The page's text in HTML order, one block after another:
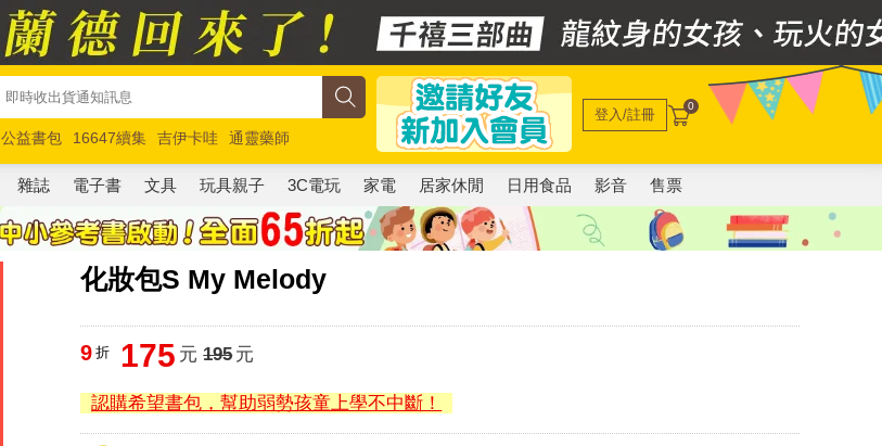
公益書包 16647續集 吉伊卡哇
通靈藥師
馬斯克 玩具總動員5 超慢跑
登入/註冊 0
雜誌 電子書 文具 玩具親子 3C電玩 家電 居家休閒 日用食品 影音 售票
化妝包S My Melody
9 折 175 元 195元
認購希望書包，幫助弱勢孩童上學不中斷！